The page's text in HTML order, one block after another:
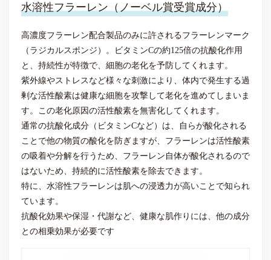
水溶性フラーレン（ノーベル賞受賞成分）
高濃度フラーレン配合製品のみに許されるフラーレンマーク
（ラジカルスポンジ）。ビタミンCの約125倍の抗酸化作用
と、持続性が特徴で、細胞の老化を予防してくれます。
紫外線やストレスなど様々な刺激により、体内で発生する過
剰な活性酸素は健康な細胞を攻撃して老化を進めてしまいま
す。この老化原因の活性酸素を無害化してくれます。
通常の抗酸化成分（ビタミンCなど）は、自らが酸化される
ことで他の物質の酸化を防ぎますが、フラーレンは活性酸素
の吸着や分解を行うため、フラーレン自体が酸化されるので
はないため、持続的に活性酸素を除去できます。
特に、水溶性フラーレンは肌への浸透力が高いことで知られ
ています。
抗酸化効果や保湿・代謝など、健康な肌作りには、他の成分
との相乗効果が必要です